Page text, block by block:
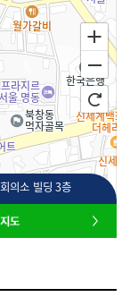
100m
의소 빌딩 3층